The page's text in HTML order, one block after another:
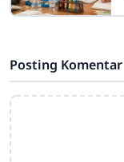
Posting Komentar